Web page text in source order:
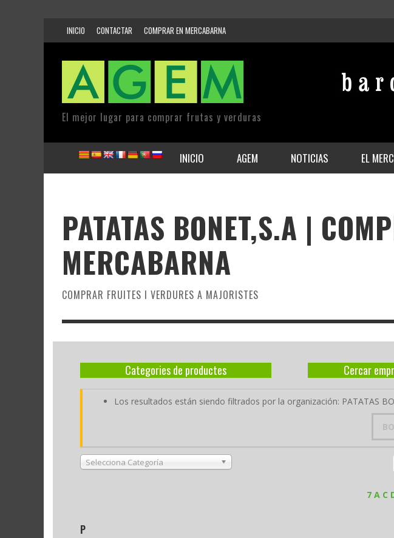
INICIO CONTACTAR COMPRAR EN MERCABARNA
El mejor lugar para comprar frutas y verduras
INICIO AGEM NOTICIAS EL
PATATAS BONET,S.A |
MERCABARNA
COMPRAR FRUITES I VERDURES A MAJORISTES
Categories de productes Cercar
Los resultados están siendo filtrados por la organización: PATATAS
Selecciona Categoría
7 A C
P